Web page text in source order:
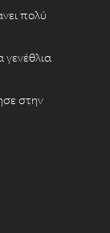
πολύ
στην